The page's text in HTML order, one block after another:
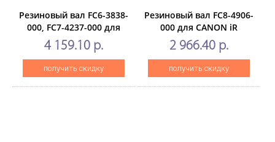
Резиновый вал FC6-3838-
000, FC7-4237-000 для
CANONiR5055/5065/5075/5070/6570
(CET), CET2767
4 159.10 р.
получить скидку
Резиновый вал FC8-4906-
000 для CANON iR
ADVANCEC5030/C5035/
(CET),CET8331
2 966.40 р.
получить скидку